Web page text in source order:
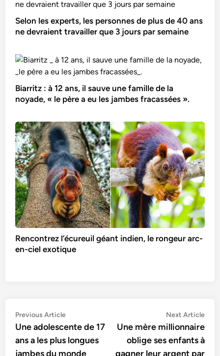
Selon les experts, les personnes de plus de 40 ans
ne devraient travailler que 3 jours par semaine
Biarritz : à 12 ans, il sauve une famille de la
noyade, « le père a eu les jambes fracassées ».
Rencontrez l’écureuil géant indien, le rongeur arc-
en-ciel exotique
Navigation
de
l’article
Previous ArticlePrevious
article:
Une adolescente de 17
ans a les plus longues
jambes du monde
Next Article
Une mère millionnaire
oblige ses enfants à
gagner leur argent par